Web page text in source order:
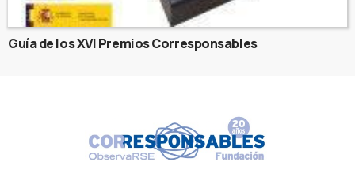
Guía de los XVI Premios Corresponsables